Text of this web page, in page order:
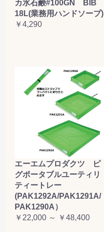
カ水石鹸#100GN BIB
18L(業務用ハンドソープ)
￥4,290
エーエムプロダクツ ピ
グポータブルユーティリ
ティートレー
(PAK1292A/PAK1291A/
PAK1290A）
￥22,000 ～ ￥48,400